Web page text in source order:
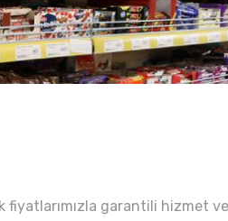
fiyatlarımızla garantili hizmet